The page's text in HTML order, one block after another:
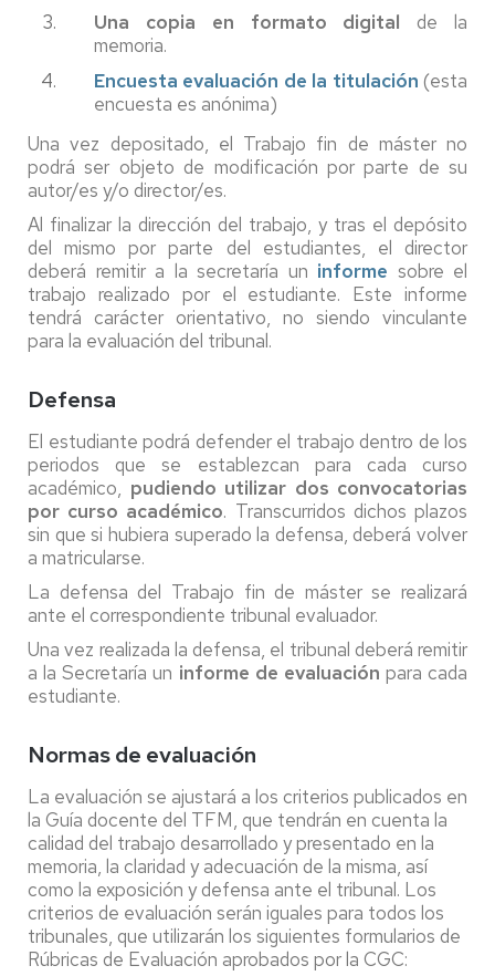
Una copia en formato digital de la
memoria.
Encuesta evaluación de la titulación (esta
encuesta es anónima)
Una vez depositado, el Trabajo fin de máster no
podrá ser objeto de modificación por parte de su
autor/es y/o director/es.
Al finalizar la dirección del trabajo, y tras el depósito
del mismo por parte del estudiantes, el director
deberá remitir a la secretaría un informe sobre el
trabajo realizado por el estudiante. Este informe
tendrá carácter orientativo, no siendo vinculante
para la evaluación del tribunal.
Defensa
El estudiante podrá defender el trabajo dentro de los
periodos que se establezcan para cada curso
académico, pudiendo utilizar dos convocatorias
por curso académico. Transcurridos dichos plazos
sin que si hubiera superado la defensa, deberá volver
a matricularse.
La defensa del Trabajo fin de máster se realizará
ante el correspondiente tribunal evaluador.
Una vez realizada la defensa, el tribunal deberá remitir
a la Secretaría un informe de evaluación para cada
estudiante.
Normas de evaluación
La evaluación se ajustará a los criterios publicados en
la Guía docente del TFM, que tendrán en cuenta la
calidad del trabajo desarrollado y presentado en la
memoria, la claridad y adecuación de la misma, así
como la exposición y defensa ante el tribunal. Los
criterios de evaluación serán iguales para todos los
tribunales, que utilizarán los siguientes formularios de
Rúbricas de Evaluación aprobados por la CGC: